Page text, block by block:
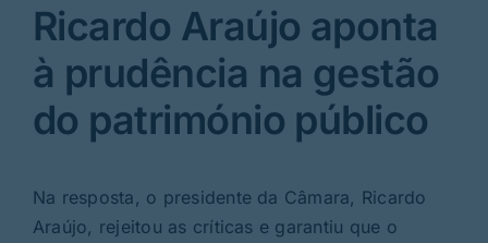
Ricardo Araújo aponta
à prudência na gestão
do património público
Na resposta, o presidente da Câmara, Ricardo
Araújo, rejeitou as críticas e garantiu que o